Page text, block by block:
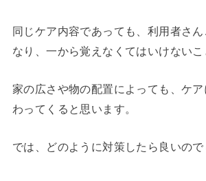
同じケア内容であっても、利用者さ
なり、一から覚えなくてはいけないこ
家の広さや物の配置によっても、ケ
わってくると思います。
では、どのように対策したら良いので